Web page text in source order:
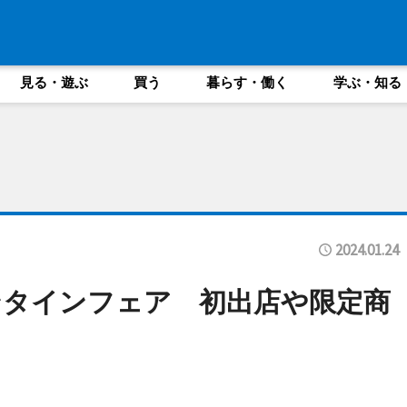
見る・遊ぶ 買う 暮らす・働く 学ぶ・知る
2024.01.24
インフェア 初出店や限定商